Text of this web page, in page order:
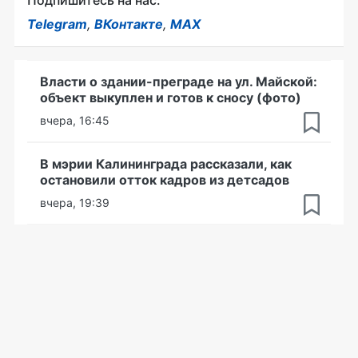
Telegram, ВКонтакте, MAX
Власти о здании-преграде на ул. Майской:
объект выкуплен и готов к сносу (фото)
вчера, 16:45
В мэрии Калининграда рассказали, как
остановили отток кадров из детсадов
вчера, 19:39